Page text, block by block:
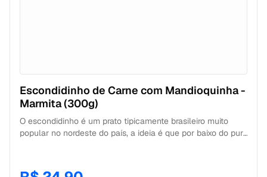
Escondidinho de Carne com Mandioquinha -
Marmita (300g)
O escondidinho é um prato tipicamente brasileiro muito
popular no nordeste do país, a ideia é que por baixo do purê
feita com ingredientes frescos e ervas aromáticas.